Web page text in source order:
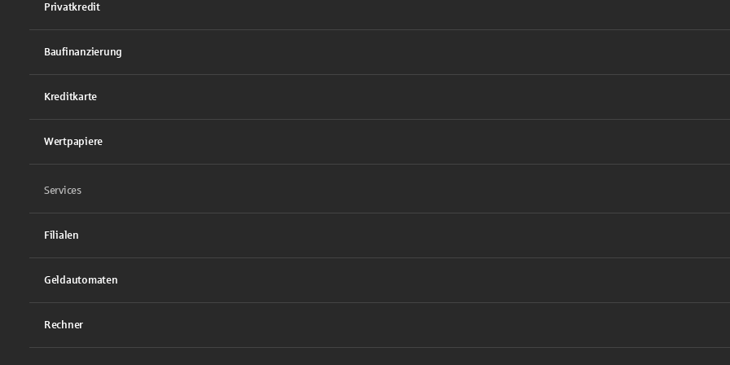
Privatkredit
Baufinanzierung
Kreditkarte
Wertpapiere
Services
Filialen
Geldautomaten
Rechner